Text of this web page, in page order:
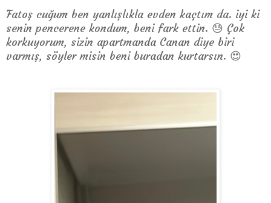
Fatoş cuğum ben yanlışlıkla evden kaçtım da. iyi ki
senin pencerene kondum, beni fark ettin. 😓 Çok
korkuyorum, sizin apartmanda Canan diye biri
varmış, söyler misin beni buradan kurtarsın. 😍